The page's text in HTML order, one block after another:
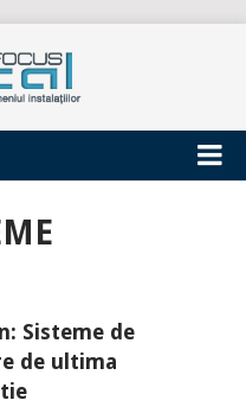
Sisteme de
de ultima